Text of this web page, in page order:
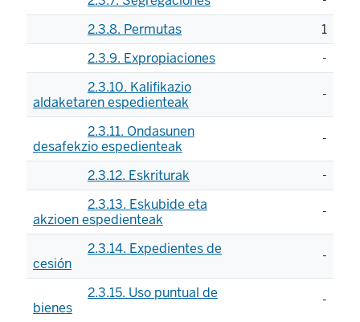
2.3.8. Permutas
1
2.3.9. Expropiaciones
-
2.3.10. Kalifikazio
aldaketaren espedienteak
-
2.3.11. Ondasunen
desafekzio espedienteak
-
2.3.12. Eskriturak
-
2.3.13. Eskubide eta
akzioen espedienteak
-
2.3.14. Expedientes de
cesión
-
2.3.15. Uso puntual de
bienes
-